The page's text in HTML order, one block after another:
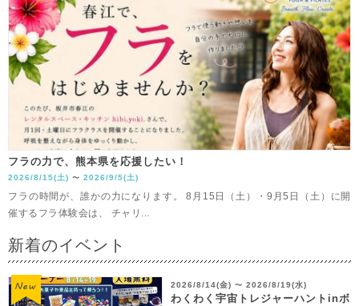
フラの力で、熊本県を応援したい！
2026/8/15(土) 〜 2026/9/5(土)
フラの時間が、誰かの力になります。 8月15日（土）・9月5日（土）に開
催するフラ体験会は、 チャリ...
新着のイベント
2026/8/14(金) 〜 2026/8/19(水)
わくわく宇宙トレジャーハントinボ